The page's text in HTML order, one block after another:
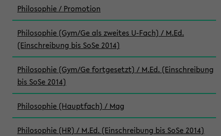
Philosophie / Promotion
Philosophie (Gym/Ge als zweites U-Fach) / M.Ed.
(Einschreibung bis SoSe 2014)
Philosophie (Gym/Ge fortgesetzt) / M.Ed. (Einschreibung
bis SoSe 2014)
Philosophie (Hauptfach) / Mag
Philosophie (HR) / M.Ed. (Einschreibung bis SoSe 2014)